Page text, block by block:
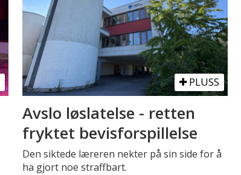
PLUSS
Avslo løslatelse - retten
fryktet bevisforspillelse
Den siktede læreren nekter på sin side for å
ha gjort noe straffbart.